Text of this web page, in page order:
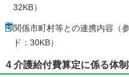
32KB）
関係市町村等との連携内容
ド：30KB）
4 介護給付費算定に係る体